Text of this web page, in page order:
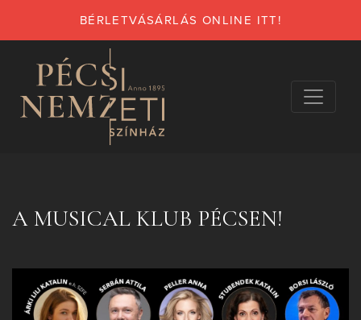
BÉRLETVÁSÁRLÁS ONLINE ITT!
A MUSICAL KLUB PÉCSEN!